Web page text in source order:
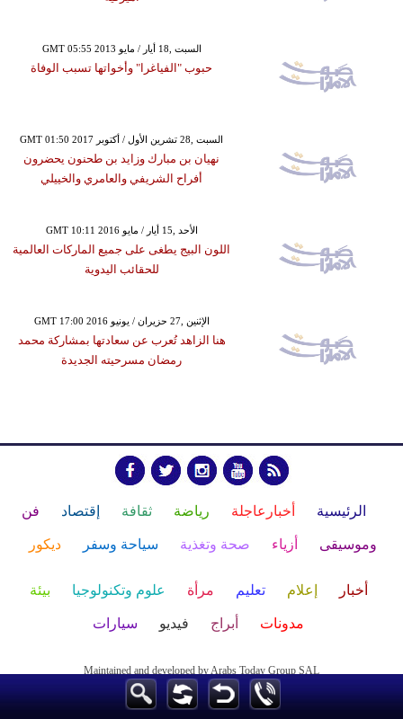
GMT 05:55 2013 السبت ,18 أيار / مايو
حبوب "الفياغرا" وأخواتها تسبب الوفاة
GMT 01:50 2017 السبت ,28 تشرين الأول / أكتوبر
نهيان بن مبارك وزايد بن طحنون يحضرون
أفراح الشريفي والعامري والخييلي
GMT 10:11 2016 الأحد ,15 أيار / مايو
اللون البيج يطغى على جميع الماركات العالمية
للحقائب اليدوية
GMT 17:00 2016 الإثنين ,27 حزيران / يونيو
هنا الزاهد تُعرب عن سعادتها بمشاركة محمد
رمضان مسرحيته الجديدة
الرئيسية أخبارعاجلة رياضة ثقافة إقتصاد فن
وموسيقى أزياء صحة وتغذية سياحة وسفر ديكور
أخبار إعلام تعليم مرأة علوم وتكنولوجيا بيئة
مدونات أبراج فيديو سيارات
Maintained and developed by Arabs Today Group SAL